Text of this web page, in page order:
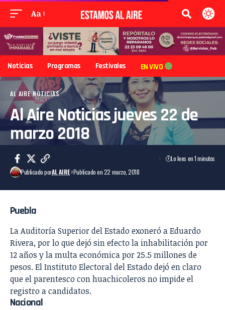
Aa
Noticias Programas Festivales EN VIVO
AL AIRE NOTICIAS
Al Aire Noticias jueves 22 de
marzo 2018
Publicado porAL AIRE Publicado en 22 marzo, 2018
Lo lees en 1 minutos
Puebla
La Auditoría Superior del Estado exoneró a Eduardo
Rivera, por lo que dejó sin efecto la inhabilitación por
12 años y la multa económica por 25.5 millones de
pesos. El Instituto Electoral del Estado dejó en claro
que elparentesco con huachicoleros no impide el
registro a candidatos.
Nacional